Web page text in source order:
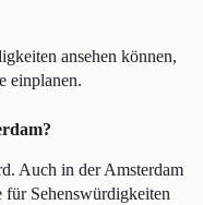
ansehen können,
einplanen.
Auch in der Amsterdam
für Sehenswürdigkeiten